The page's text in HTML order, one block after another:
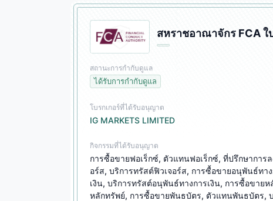
สหราชอาณาจักร FCA
สถานะการกำกับดูแล
ได้รับการกำกับดูแล
โบรกเกอร์ที่ได้รับอนุญาต
IG MARKETS LIMITED
กิจกรรมที่ได้รับอนุญาต
การซื้อขายฟอเร็กซ์, ตัวแทนฟอเร็กซ์, ที่ปรึกษาการ
อร์ส, บริการทรัสต์ฟิวเจอร์ส, การซื้อขายอนุพันธ์ท
เงิน, บริการทรัสต์อนุพันธ์ทางการเงิน, การซื้อขา
หลักทรัพย์, การซื้อขายพันธบัตร, ตัวแทนพันธบัตร,